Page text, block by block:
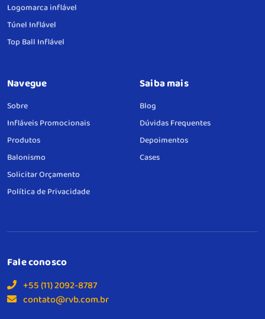
Logomarca inflável
Túnel Inflável
Top Ball Inflável
Navegue
Sobre
Infláveis Promocionais
Produtos
Balonismo
Solicitar Orçamento
Política de Privacidade
Saiba mais
Blog
Dúvidas Frequentes
Depoimentos
Cases
Fale conosco
+55 (11) 2092-8787
contato@rvb.com.br